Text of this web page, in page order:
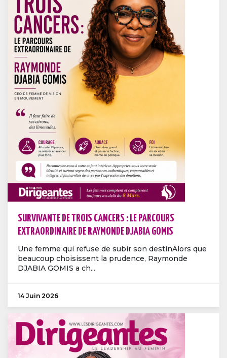
SURVIVANTE DE TROIS CANCERS : LE PARCOURS
EXTRAORDINAIRE DE RAYMONDE DJABIA GOMIS
Une femme qui refuse de subir son destinAlors que
beaucoup choisissent la prudence, Raymonde
DJABIA GOMIS a ch...
14 Juin 2026